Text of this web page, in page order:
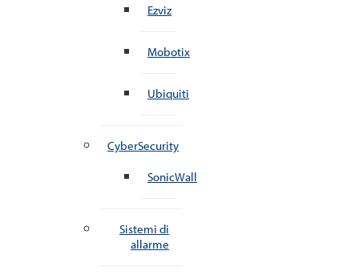
Ezviz
Mobotix
Ubiquiti
CyberSecurity
SonicWall
Sistemi di
allarme